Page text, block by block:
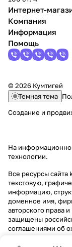
Интернет-
Компания
Информация
Помощь
© 2026 Кумтигей
Темная тема
Создание и
На
технологии.
Все ресурсы сайта
текстовую,
информацию,
доменное имя,
авторского права
защищены
соглашениями об